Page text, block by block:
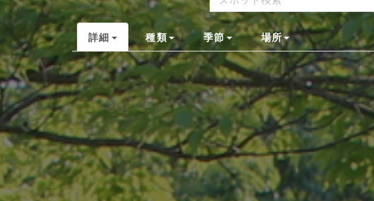
詳細 種類 季節 場所